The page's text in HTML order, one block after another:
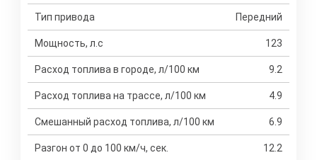
Тип привода Передний
Мощность, л.с 123
Расход топлива в городе, л/100 км 9.2
Расход топлива на трассе, л/100 км 4.9
Смешанный расход топлива, л/100 км 6.9
Разгон от 0 до 100 км/ч, сек. 12.2